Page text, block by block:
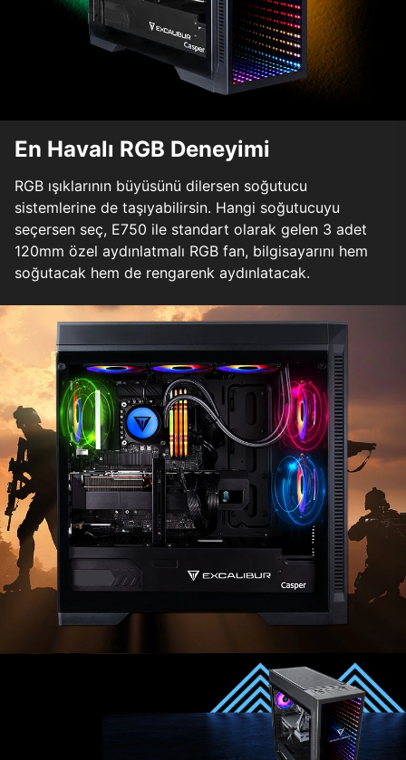
En Havalı RGB Deneyimi
RGB ışıklarının büyüsünü dilersen soğutucu
sistemlerine de taşıyabilirsin. Hangi soğutucuyu
seçersen seç, E750 ile standart olarak gelen 3 adet
120mm özel aydınlatmalı RGB fan, bilgisayarını hem
soğutacak hem de rengarenk aydınlatacak.